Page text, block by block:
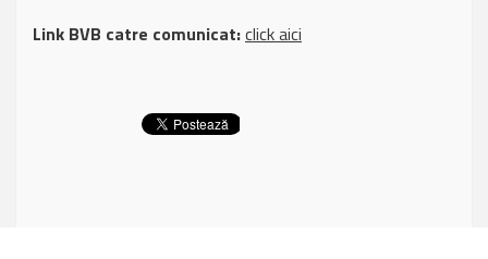
Link BVB catre comunicat:click aici